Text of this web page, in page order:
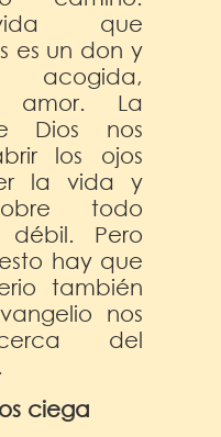
que
es un don y
amor. La
Dios nos
los ojos
la vida y
todo
Pero
hay que
también
nos
del
ciega